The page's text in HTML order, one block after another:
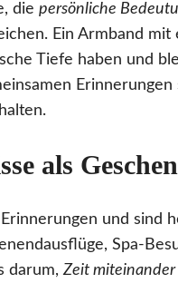
die persönliche
Ein Armband
Tiefe haben und
als
und sind
Spa-
darum,Zeit